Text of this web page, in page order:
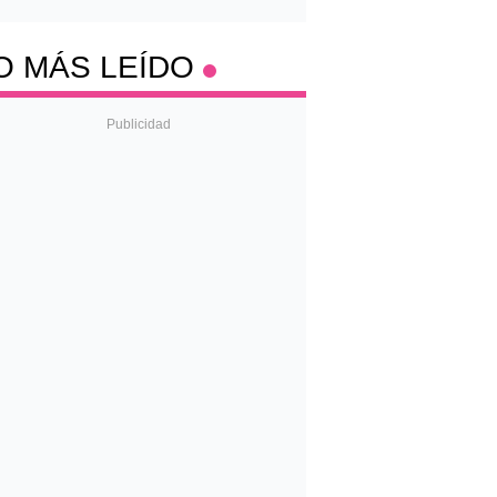
MÁS LEÍDO